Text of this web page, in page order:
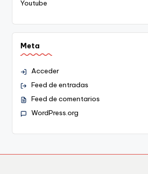
Youtube
Meta
Acceder
Feed de entradas
Feed de comentarios
WordPress.org